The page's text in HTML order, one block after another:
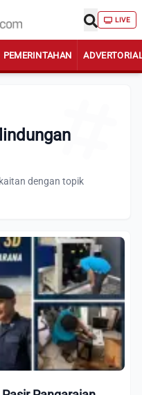
LIVE
PEMERINTAHAN
dengan topik